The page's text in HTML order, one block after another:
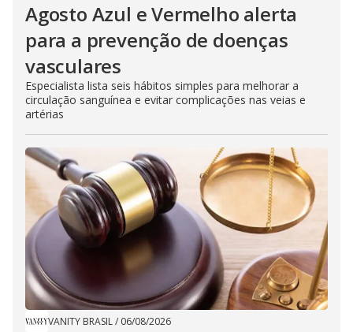
Agosto Azul e Vermelho alerta
para a prevenção de doenças
vasculares
Especialista lista seis hábitos simples para melhorar a
circulação sanguínea e evitar complicações nas veias e
artérias
VANITY BRASIL/ 06/08/2026